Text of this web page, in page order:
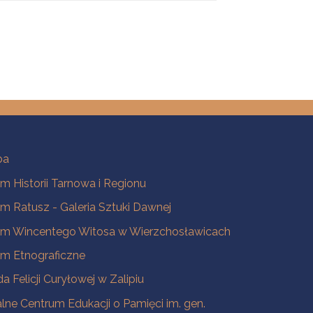
Historii Tarnowa i Regionu
Ratusz - Galeria Sztuki Dawnej
Wincentego Witosa w Wierzchosławicach
Etnograficzne
Felicji Curyłowej w Zalipiu
Centrum Edukacji o Pamięci im. gen.